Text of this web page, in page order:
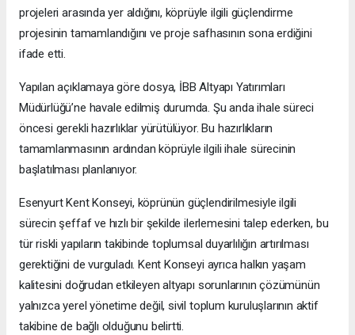
projeleri arasında yer aldığını, köprüyle ilgili güçlendirme
projesinin tamamlandığını ve proje safhasının sona erdiğini
ifade etti.
Yapılan açıklamaya göre dosya, İBB Altyapı Yatırımları
Müdürlüğü’ne havale edilmiş durumda. Şu anda ihale süreci
öncesi gerekli hazırlıklar yürütülüyor. Bu hazırlıkların
tamamlanmasının ardından köprüyle ilgili ihale sürecinin
başlatılması planlanıyor.
Esenyurt Kent Konseyi, köprünün güçlendirilmesiyle ilgili
sürecin şeffaf ve hızlı bir şekilde ilerlemesini talep ederken, bu
tür riskli yapıların takibinde toplumsal duyarlılığın artırılması
gerektiğini de vurguladı. Kent Konseyi ayrıca halkın yaşam
kalitesini doğrudan etkileyen altyapı sorunlarının çözümünün
yalnızca yerel yönetime değil, sivil toplum kuruluşlarının aktif
takibine de bağlı olduğunu belirtti.